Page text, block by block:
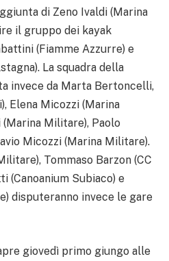
di Zeno Ivaldi (Marina
il gruppo dei kayak
(Fiamme Azzurre) e
La squadra della
invece da Marta Bertoncelli,
Elena Micozzi (Marina
Militare), Paolo
Micozzi (Marina Militare).
Tommaso Barzon (CC
(Canoanium Subiaco) e
disputeranno invece le gare
giovedì primo giungo alle